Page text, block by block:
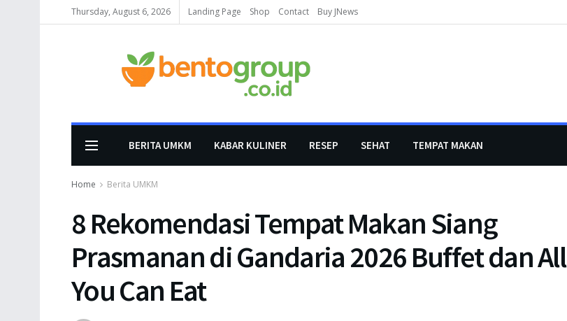
Thursday, August 6, 2026 Landing Page Shop Contact Buy JNews
BERITA UMKM KABAR KULINER RESEP SEHAT TEMPAT MAKAN
Home Berita UMKM
8 Rekomendasi Tempat Makan Siang
Prasmanan di Gandaria 2026 Buffet dan All
You Can Eat